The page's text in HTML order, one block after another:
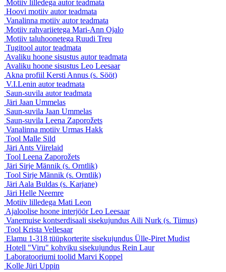
Motiiv lilledega autor teadmata
Hoovi motiiv autor teadmata
Vanalinna motiiv autor teadmata
Motiiv rahvariietega Mari-Ann Ojalo
Motiiv taluhoonetega Ruudi Treu
Tugitool autor teadmata
Avaliku hoone sisustus autor teadmata
Avaliku hoone sisustus Leo Leesaar
Akna profiil Kersti Annus (s. Sööt)
V.I.Lenin autor teadmata
Saun-suvila autor teadmata
Järi Jaan Ummelas
Saun-suvila Jaan Ummelas
Saun-suvila Leena Zaporožets
Vanalinna motiiv Urmas Hakk
Tool Malle Sild
Järi Ants Viirelaid
Tool Leena Zaporožets
Järi Sirje Männik (s. Orntlik)
Tool Sirje Männik (s. Orntlik)
Järi Aala Buldas (s. Karjane)
Järi Helle Neemre
Motiiv lilledega Mati Leon
Ajaloolise hoone interjöörLeo Leesaar
Vanemuise kontserdisaali sisekujundus Aili Nurk (s. Tiimus)
Tool Krista Vellesaar
Elamu 1-318 tüüpkorterite sisekujundus Ülle-Piret Mudist
Hotell "Viru" kohviku sisekujundus Rein Laur
Laboratooriumi toolid Marvi Koppel
Kolle Jüri Uppin